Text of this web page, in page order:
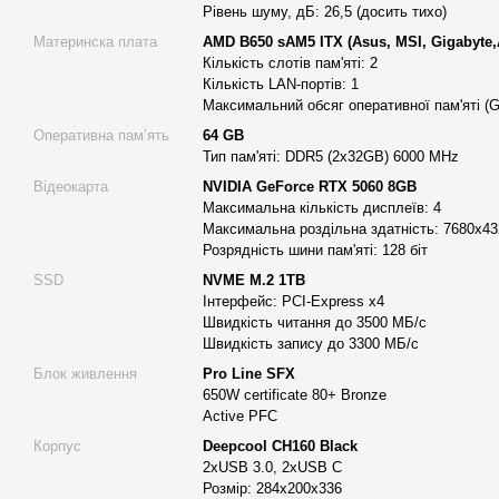
Материнська плата та розширення
У комп’ютері для роботи Alfa Server #30 встановлена
із брендів: ASUS, MSI, Gigabyte або ASRock). Вона підтримує
тож у разі потреби систему можна поступово модернізувати.
забезпечує стабільне підключення до інтернету — важливий
Швидкий накопичувач для щоденних завдань
Для зберігання даних використовується SSD M.2 об’ємом 1 ТБ.
читання до 3500 МБ/с, а запису — до 3300 МБ/с. Це дозволяє
без затримок, швидко запускати операційну систему й
Продуманий корпус і вентиляція
Комп’ютер встановлений у корпусі Vinga CS311G. Його
дозволяє розмістити його навіть у невеликому робочому
чотири корпусні вентилятори Pro 120 мм, які створюють
підтримує стабільний температурний режим та запобігає
Рівень шуму, дБ: 26,5 (досить тихо)
Материнска плата
AMD B650 sAM5 ITX (Asus, MSI,
Кількість слотів пам'яті: 2
Кількість LAN-портів: 1
Максимальний обсяг оперативної пам'яті
Оперативна памʼять
64 GB
Тип пам'яті: DDR5 (2x32GB) 6000 MHz
Відеокарта
NVIDIA GeForce RTX 5060 8GB
Максимальна кількість дисплеїв: 4
Максимальна роздільна здатність:
Розрядність шини пам'яті: 128 біт
SSD
NVME M.2 1TB
Інтерфейс: PCI-Express x4
Швидкість читання до 3500 МБ/с
Швидкість запису до 3300 МБ/с
Блок живлення
Pro Line SFX
650W certificate 80+ Bronze
Active PFC
Корпус
Deepcool CH160 Black
2xUSB 3.0, 2xUSB С
Розмір: 284x200x336